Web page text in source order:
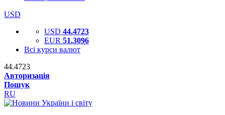
USD
USD 44.4723
EUR 51.3096
Всі курси валют
44.4723
Авторизація
Пошук
RU